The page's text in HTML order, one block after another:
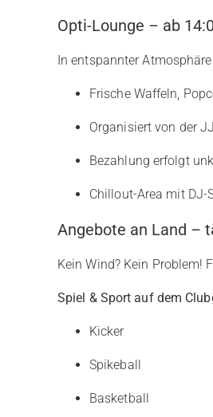
Opti-Lounge – ab
In entspannter
Frische Waffeln,
Organisiert von der
Bezahlung erfolgt
Chillout-Area mit DJ-
Angebote an Land –
Kein Wind? Kein Problem!
Spiel & Sport auf dem
Kicker
Spikeball
Basketball